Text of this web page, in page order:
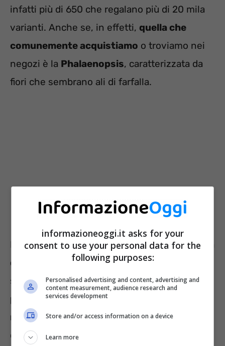
infatti più di 650 che regalano più di 20 mila
varianti. Anche se, in effetti, quella che
comunemente acquistiamo o troviamo nei
negozi è la Phalaenopsis, caratterizzata da
fiori che sembrano ali di farfalla.
Esistonotantissimi modi per prendersi cura
della nostra Orchidea e ottenere
soddisfazioni, mac’è un trucco in
particolare molto in voga
risultati strepitosi. Andiamo a scoprirlo, e
chissà che non funzioni davvero.
informazioneoggi.it asks for your
consent to use your personal data for the
following purposes:
Personalised advertising and content, advertising and
content measurement, audience research and
services development
Store and/or access information on a device
Learn more